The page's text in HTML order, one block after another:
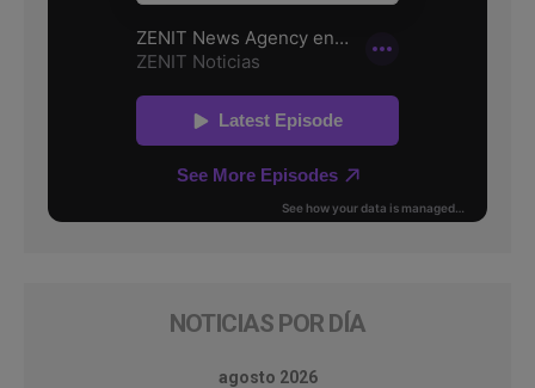
NOTICIAS POR DÍA
agosto 2026